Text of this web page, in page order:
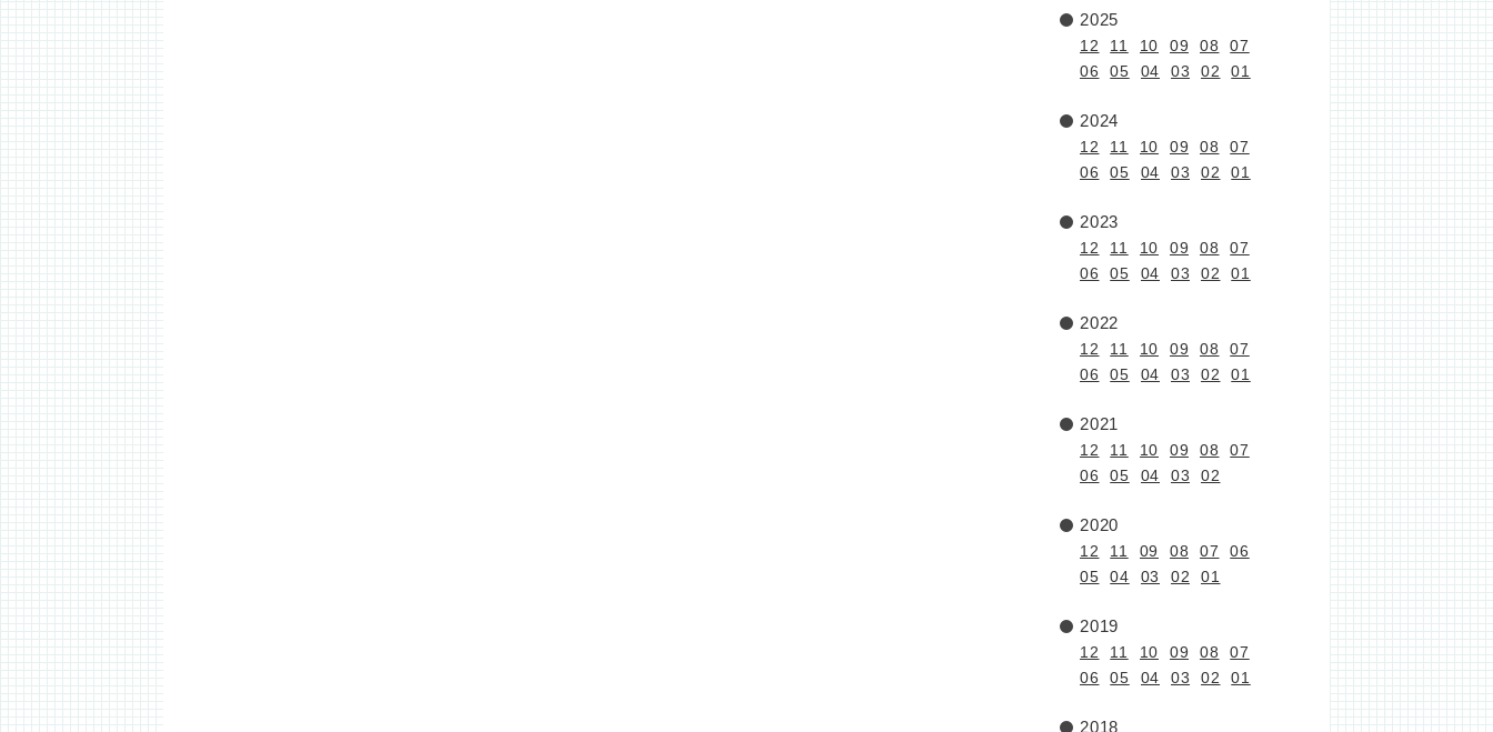
2025
12 11 10 09 08
07
06
05 04 03 02 01
2024
12 11 10 09 08
07
06
05 04 03 02 01
2023
12 11 10 09 08
07
06
05 04 03 02 01
2022
12 11 10 09 08
07
06
05 04 03 02 01
2021
12 11 10 09 08
07
06
05 04 03 02
2020
12 11 09 08 07
06
05
04 03 02 01
2019
12 11 10 09 08
07
06
05 04 03 02 01
2018